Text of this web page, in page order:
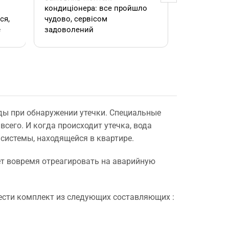
кондиціонера: все пройшло
чудово, сервісом
задоволений
при обнаружении утечки. Специальные
И когда происходит утечка, вода
находящейся в квартире.
вовремя отреагировать на аварийную
комплект из следующих составляющих :